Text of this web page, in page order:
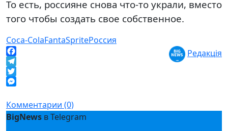
То есть, россияне снова что-то украли, вместо
того чтобы создать свое собственное.
Coca-ColaFantaSpriteРоссия
Facebook
Telegram
Twitter
Редакція
Комментарии (0)
BigNews в Telegram